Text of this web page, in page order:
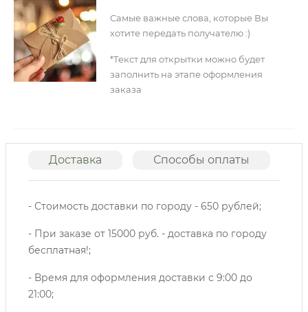
Самые важные слова, которые Вы
хотите передать получателю :)
*Текст для открытки можно будет
заполнить на этапе оформления
заказа
Доставка Способы оплаты
- Стоимость доставки по городу - 650 рублей;
- При заказе от 15000 руб. - доставка по городу
бесплатная!;
- Время для оформления доставки с 9:00 до
21:00;